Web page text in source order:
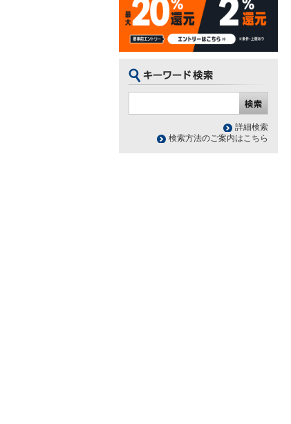
詳細検索
検索方法のご案内はこちら